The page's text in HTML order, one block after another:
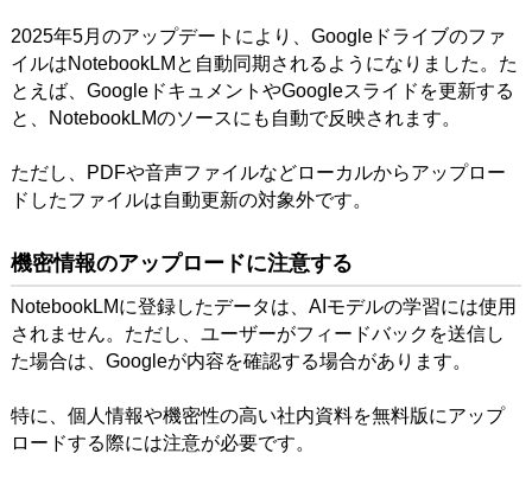
2025年5月のアップデートにより、Googleドライブのファ
イルはNotebookLMと自動同期されるようになりました。た
とえば、GoogleドキュメントやGoogleスライドを更新する
と、NotebookLMのソースにも自動で反映されます。
ただし、PDFや音声ファイルなどローカルからアップロー
ドしたファイルは自動更新の対象外です。
機密情報のアップロードに注意する
NotebookLMに登録したデータは、AIモデルの学習には使用
されません。ただし、ユーザーがフィードバックを送信し
た場合は、Googleが内容を確認する場合があります。
特に、個人情報や機密性の高い社内資料を無料版にアップ
ロードする際には注意が必要です。